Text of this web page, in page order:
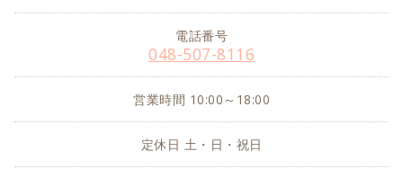
電話番号
048-507-8116
営業時間 10:00～18:00
定休日 土・日・祝日